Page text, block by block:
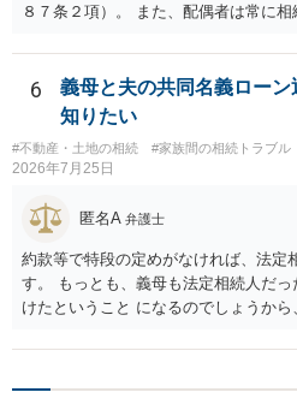
８７条２項）。 また、配偶者は常に
も相続権があります。つまり、孫５人
相続権がある可能性があります。
6
義母と夫の共同名義ロー
知りたい
#不動産・土地の相続 #家族間の相続トラブル
2026年7月25日
匿名A 弁護士
約款等で特段の定めがなければ、法定
す。 もっとも、義母も法定相続人だ
けたということ になるのでしょうか